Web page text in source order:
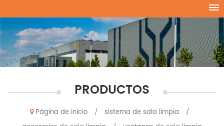
PRODUCTOS
Página de inicio / sistema de sala limpia /